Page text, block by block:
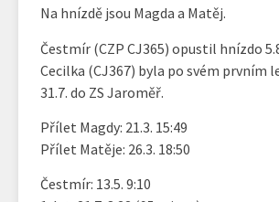
Na hnízdě jsou Magda a Matěj.
Čestmír (CZP CJ365) opustil hnízdo
Cecilka (CJ367) byla po svém prvním
31.7. do ZS Jaroměř.
Přílet Magdy: 21.3. 15:49
Přílet Matěje: 26.3. 18:50
Čestmír: 13.5. 9:10